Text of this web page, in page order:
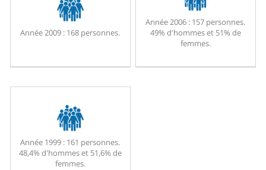
Année 2009 : 168 personnes.
Année 2006 : 157 personnes.
49% d'hommes et 51% de
femmes.
Année 1999 : 161 personnes.
48,4% d'hommes et 51,6% de
femmes.